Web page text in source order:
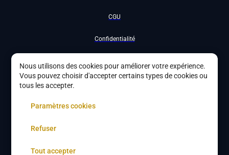
CGU
Confidentialité
Nous utilisons des cookies pour améliorer votre expérience.
Vous pouvez choisir d'accepter certains types de cookies ou
tous les accepter.
Paramètres cookies
Refuser
Tout accepter